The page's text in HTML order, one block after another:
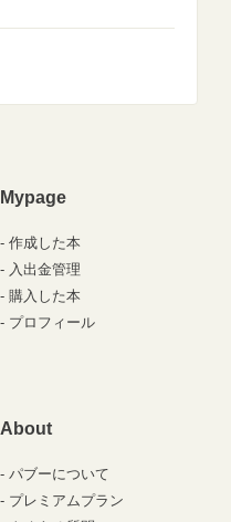
Mypage
作成した本
入出金管理
購入した本
プロフィール
About
パブーについて
プレミアムプラン